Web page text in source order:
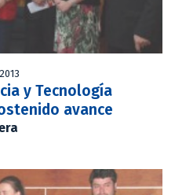
y Tecnología
avance